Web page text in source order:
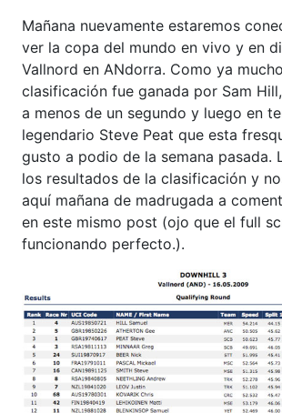
Mañana nuevamente estaremos
ver la copa del mundo en vivo y en
Vallnord en ANdorra. Como ya
clasificación fue ganada por Sam
a menos de un segundo y luego en
legendario Steve Peat que esta
gusto a podio de la semana pasada.
los resultados de la clasificación y
aquí mañana de madrugada a
en este mismo post (ojo que el full
funcionando perfecto.).